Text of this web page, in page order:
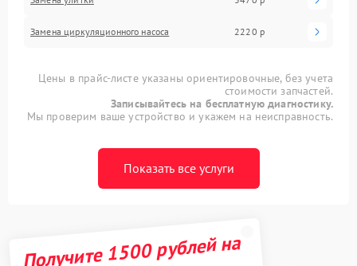
Замена циркуляционного насоса 2220 р
Цены в прайс-листе указаны ориентировочные, без учета
стоимости запчастей.
Записывайтесь на бесплатную диагностику.
Мы проверим ваше устройство и укажем на неисправность.
Показать все услуги
Получите 1500 рублей на